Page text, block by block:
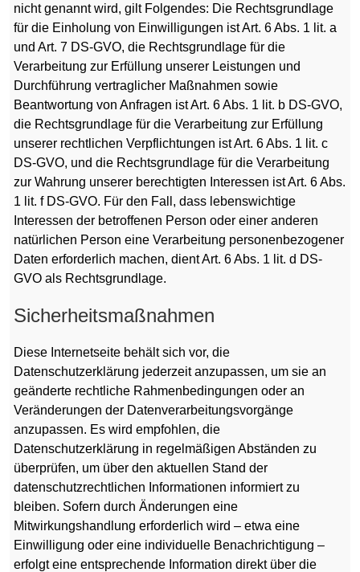
nicht genannt wird, gilt Folgendes: Die Rechtsgrundlage
für die Einholung von Einwilligungen ist Art. 6 Abs. 1 lit. a
und Art. 7 DS-GVO, die Rechtsgrundlage für die
Verarbeitung zur Erfüllung unserer Leistungen und
Durchführung vertraglicher Maßnahmen sowie
Beantwortung von Anfragen ist Art. 6 Abs. 1 lit. b DS-GVO,
die Rechtsgrundlage für die Verarbeitung zur Erfüllung
unserer rechtlichen Verpflichtungen ist Art. 6 Abs. 1 lit. c
DS-GVO, und die Rechtsgrundlage für die Verarbeitung
zur Wahrung unserer berechtigten Interessen ist Art. 6 Abs.
1 lit. f DS-GVO. Für den Fall, dass lebenswichtige
Interessen der betroffenen Person oder einer anderen
natürlichen Person eine Verarbeitung personenbezogener
Daten erforderlich machen, dient Art. 6 Abs. 1 lit. d DS-
GVO als Rechtsgrundlage.
Sicherheitsmaßnahmen
Diese Internetseite behält sich vor, die
Datenschutzerklärung jederzeit anzupassen, um sie an
geänderte rechtliche Rahmenbedingungen oder an
Veränderungen der Datenverarbeitungsvorgänge
anzupassen. Es wird empfohlen, die
Datenschutzerklärung in regelmäßigen Abständen zu
überprüfen, um über den aktuellen Stand der
datenschutzrechtlichen Informationen informiert zu
bleiben. Sofern durch Änderungen eine
Mitwirkungshandlung erforderlich wird – etwa eine
Einwilligung oder eine individuelle Benachrichtigung –
erfolgt eine entsprechende Information direkt über die